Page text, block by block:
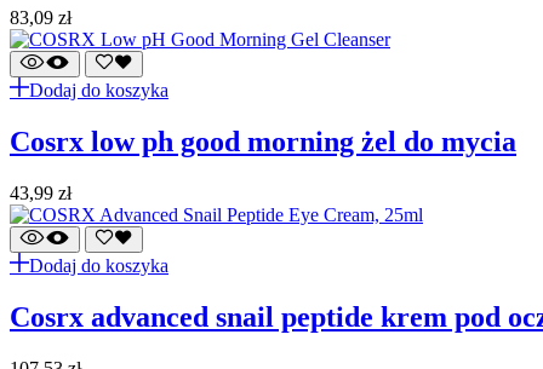
83,09 zł
Dodaj do koszyka
cosrx low ph good morning żel do mycia
43,99 zł
Dodaj do koszyka
cosrx advanced snail peptide krem pod